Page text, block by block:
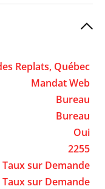
Replats, Québec
Mandat Web
Bureau
Bureau
Oui
2255
Taux sur Demande
Taux sur Demande